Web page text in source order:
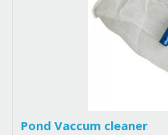
Pond Vaccum cleaner